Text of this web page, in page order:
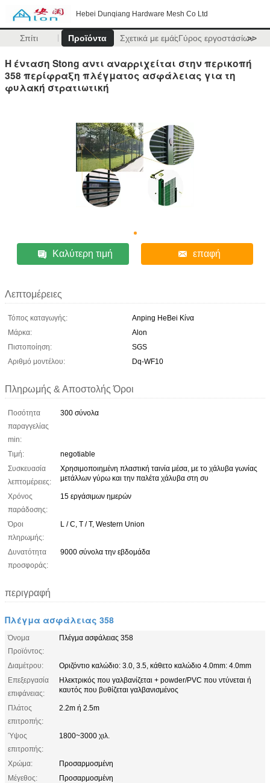
Hebei Dunqiang Hardware Mesh Co Ltd
Σπίτι Προϊόντα Σχετικά με εμάςΓύρος εργοστασίων
>>
Η ένταση Stong αντι αναρριχείται στην περικοπή
358 περίφραξη πλέγματος ασφάλειας για τη
φυλακή στρατιωτική
Καλύτερη τιμή επαφή
Λεπτομέρειες
Τόπος καταγωγής:
Anping HeBei Κίνα
Μάρκα:
Alon
Πιστοποίηση:
SGS
Αριθμό μοντέλου:
Dq-WF10
Πληρωμής & Αποστολής Όροι
Ποσότητα
παραγγελίας
min:
300 σύνολα
Τιμή:
negotiable
Συσκευασία
λεπτομέρειες:
Χρησιμοποιημένη πλαστική ταινία μέσα, με το χάλυβα γωνίας
μετάλλων γύρω και την παλέτα χάλυβα στη συ
Χρόνος
παράδοσης:
15 εργάσιμων ημερών
Όροι
πληρωμής:
L / C, T / T, Western Union
Δυνατότητα
προσφοράς:
9000 σύνολα την εβδομάδα
περιγραφή
Πλέγμα ασφάλειας 358
Όνομα
Προϊόντος:
Πλέγμα ασφάλειας 358
Διαμέτρου:
Οριζόντιο καλώδιο: 3.0, 3.5, κάθετο καλώδιο 4.0mm: 4.0mm
Επεξεργασία
επιφάνειας:
Ηλεκτρικός που γαλβανίζεται + powder/PVC που ντύνεται ή
καυτός που βυθίζεται γαλβανισμένος
Πλάτος
επιτροπής:
2.2m ή 2.5m
Ύψος
επιτροπής:
1800~3000 χιλ.
Χρώμα:
Προσαρμοσμένη
Μέγεθος:
Προσαρμοσμένη